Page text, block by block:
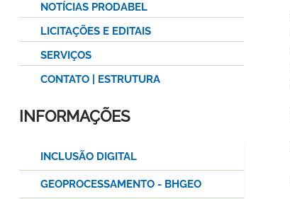
NOTÍCIAS PRODABEL
LICITAÇÕES E EDITAIS
SERVIÇOS
CONTATO | ESTRUTURA
INFORMAÇÕES
INCLUSÃO DIGITAL
GEOPROCESSAMENTO - BHGEO